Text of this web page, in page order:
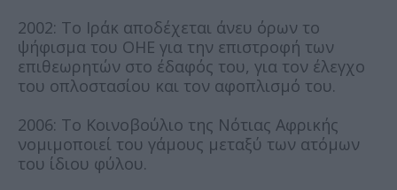
2002: Το Ιράκ αποδέχεται άνευ όρων το
ψήφισμα του ΟΗΕ για την επιστροφή των
επιθεωρητών στο έδαφός του, για τον έλεγχο
του οπλοστασίου και τον αφοπλισμό του.
2006: To Κοινοβούλιο της Νότιας Αφρικής
νομιμοποιεί του γάμους μεταξύ των ατόμων
του ίδιου φύλου.